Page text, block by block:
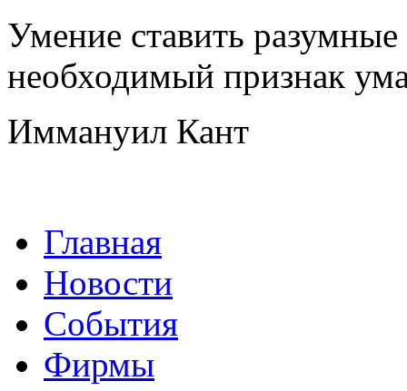
Умение ставить
необходимый признак
Иммануил Кант
Главная
Новости
События
Фирмы